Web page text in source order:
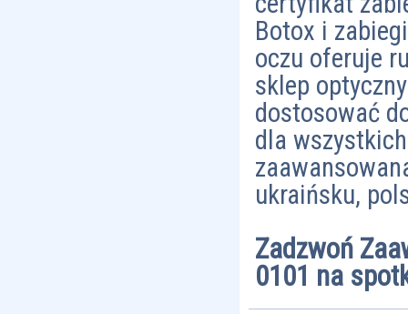
Botox i
oczu oferuje
sklep
dostosować
dla
ukraińsku,
Zadzwoń
0101 na